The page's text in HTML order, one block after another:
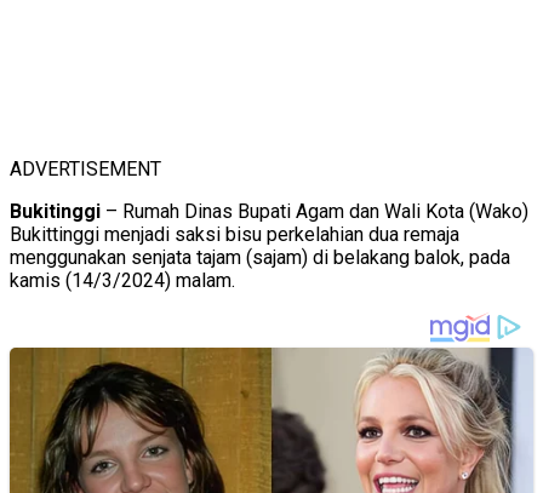
ADVERTISEMENT
Bukitinggi – Rumah Dinas Bupati Agam dan Wali Kota (Wako)
Bukittinggi menjadi saksi bisu perkelahian dua remaja
menggunakan senjata tajam (sajam) di belakang balok, pada
kamis (14/3/2024) malam.